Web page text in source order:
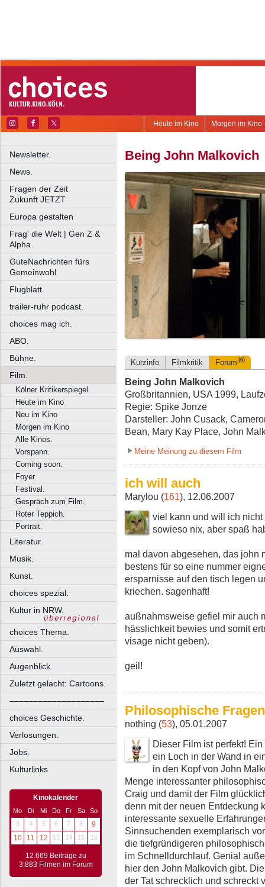
Morgen im Kino
Heute im Kino
Newsletter.
News.
Fragen der Zeit
Zukunft JETZT
Europa gestalten
Frag' die Welt | Gen Z &
Alpha
GuteNachrichten fürs
Gemeinwohl
Flugblatt.
trailer-ruhr podcast.
choices mag ich.
ABO.
Bühne.
Film.
Kölner Kritikerspiegel.
Heute im Kino
Neu im Kino
Morgen im Kino
Alle Kinos.
Vorspann.
Coming soon.
Foyer.
Festival.
Gespräch zum Film.
Roter Teppich.
Portrait.
Literatur.
Musik.
Kunst.
choices spezial.
Kultur in NRW.
choices Thema.
Auswahl.
Augenblick
Zuletzt gelacht: Cartoons.
––––––––––––––––––––
choices Geschichte.
Verlosungen.
Jobs.
Kulturlinks
Kinokalender
Mo Di Mi Do Fr Sa
So
3
4 5 6 7 8
9
10
11 12 13 14 15 16
12.669 Beiträge zu
3.883 Filmen im Forum
Being John Malkovich
Kurzinfo Filmkritik Forum (6)
Being John Malkovich
Großbritannien, USA 1999,
Regie: Spike Jonze
Darsteller: John Cusack,
Bean, Mary Kay Place, John
Meine Meinung zu diesem Film
ich will auch
Marylou (161), 12.06.2007
viel kann und will ich
sowieso nix, aber spaß
mal davon abgesehen, das john
bestens für so eine nummer
ersparnisse auf den tisch legen
kriechen. sagenhaft!
außnahmsweise gefiel mir auch
hässlichkeit bewies und somit
visage nicht geben).
geil!
Philosophische Fragen
nothing (53), 05.01.2007
Dieser Film ist perfekt!
ein Loch in der Wand in
in den Kopf von John
Menge interessanter
Craig und damit der Film
denn mit der neuen Entdeckung
interessante sexuelle
Sinnsuchenden exemplarisch
die tiefgründigeren
im Schnelldurchlauf. Genial
hier den John Malkovich gibt.
der Tat schrecklich und schreckt